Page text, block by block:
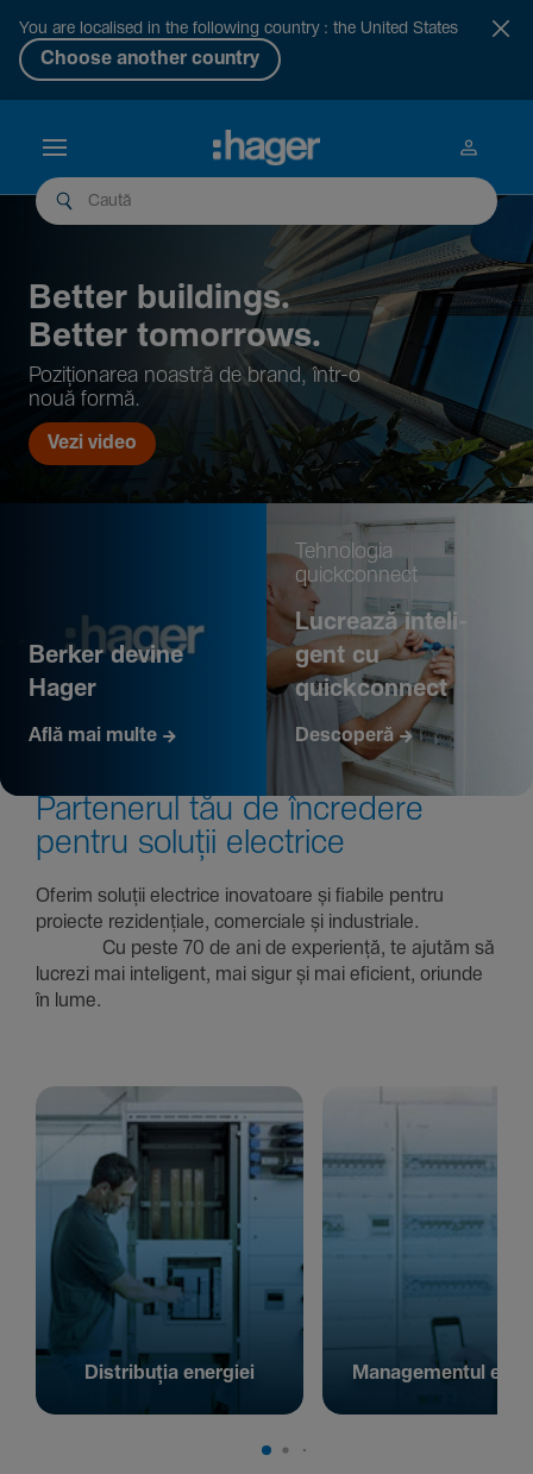
You are localised in the following country : the United States
Choose another country
Better buil­dings.
Better tomor­rows.
Pozi­țio­narea noastră de brand, într-o
nouă formă.
Vezi video
Berker devine
Hager
Află mai multe
Tehno­logia
quickconnect
Lucrează inte­li­
gent cu
quickconnect
Descoperă
Parte­nerul tău de încre­dere
pentru soluții electrice
Oferim soluții electrice inova­toare și fiabile pentru
proiecte rezi­den­țiale, comer­ciale și indus­triale.
Cu peste 70 de ani de expe­riență, te ajutăm să
lucrezi mai inte­li­gent, mai sigur și mai eficient, oriunde
în lume.
Distribuția energiei Managementul